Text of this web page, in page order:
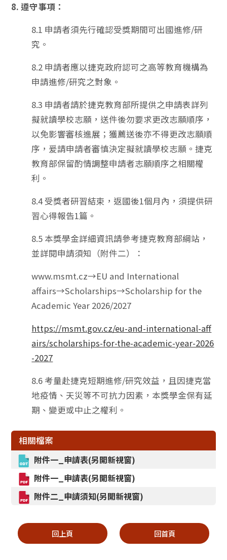
8. 遵守事項：
8.1 申請者須先行確認受獎期間可出國進修/研
究。
8.2 申請者應以捷克政府認可之高等教育機構為
申請進修/研究之對象。
8.3 申請者請於捷克教育部所提供之申請表詳列
擬就讀學校志願，送件後勿要求更改志願順序，
以免影響審核進展；獲薦送後亦不得更改志願順
序，爰請申請者審慎決定擬就讀學校志願。捷克
教育部保留酌情調整申請者志願順序之相關權
利。
8.4 受獎者研習結束，返國後1個月內，須提供研
習心得報告1篇。
8.5 本獎學金詳細資訊請參考捷克教育部綱站，
並詳閱申請須知（附件二）：
www.msmt.cz→EU and International
affairs→Scholarships→Scholarship for the
Academic Year 2026/2027
https://msmt.gov.cz/eu-and-international-aff
airs/scholarships-for-the-academic-year-2026
-2027
8.6 考量赴捷克短期進修/研究效益，且因捷克當
地疫情、天災等不可抗力因素，本獎學金保有延
期、變更或中止之權利。
相關檔案
附件一_申請表(另開新視窗)
附件一_申請表(另開新視窗)
附件二_申請須知(另開新視窗)
回上頁 回首頁